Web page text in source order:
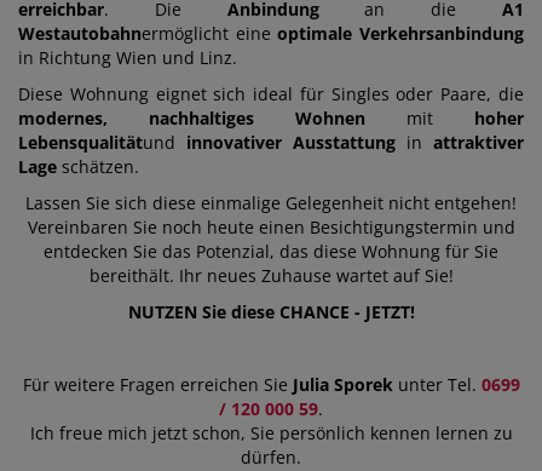
erreichbar. Die Anbindungan dieA1
Westautobahnermöglicht eineoptimale Verkehrsanbindung
in Richtung Wien und Linz.
Diese Wohnung eignet sich ideal für Singles oder Paare, die
modernes, nachhaltiges Wohnen mit hoher
Lebensqualitätund innovativer Ausstattung in attraktiver
Lage schätzen.
Lassen Sie sich diese einmalige Gelegenheit nicht entgehen!
Vereinbaren Sie noch heute einen Besichtigungstermin und
entdecken Sie das Potenzial, das diese Wohnung für Sie
bereithält. Ihr neues Zuhause wartet auf Sie!
NUTZEN Sie diese CHANCE - JETZT!
Für weitere Fragen erreichen Sie Julia Sporekunter Tel. 0699
/ 120 000 59.
Ich freue mich jetzt schon, Sie persönlich kennen lernen zu
dürfen.